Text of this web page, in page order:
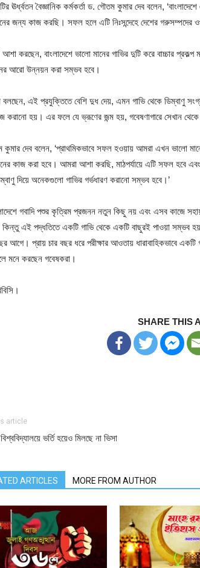
ঊর্ধ্বতন বৈজ্ঞানিক কর্মকর্তা ড. গৌতম কুমার দেব বলেন,
জন্য কাজ করছি। সফল হলে এটি নিঃসন্দেহে দেশের গরুসম্পদের
আশা করছেন, বাংলাদেশে ভালো মানের গাভির দুটি করে বাচ্চার
আরো উন্নয়ন করা সম্ভব হবে।
বলছেন, এই প্রযুক্তিতে বেশি দুধ দেয়, এমন গাভি থেকে ডিম্বাণু
করানো হয়। এর ফলে যে ভ্রূণের জন্ম হয়, গবেষণাগারে সেখান
দেব বলেন, ‘প্রাথমিকভাবে সফল হওয়ায় আমরা এখন ভালো
কাজ করা হবে। আমরা আশা করছি, মাঠপর্যায়ে এটি সফল হবে
দিয়ে অনেকগুলো গাভির গর্ভধারণ করানো সম্ভব হবে।’
গবাদি পশুর কৃত্রিম প্রজনন নতুন কিছু নয় এবং এসব কাজে
এই পদ্ধতিতে একটি গাভি থেকে একটি বাছুরই পাওয়া সম্ভব
আগে। প্রায় চার বছর ধরে পরীক্ষার আওতায় ধারাবাহিকভাবে একটি
মনে করছেন গবেষকরা।
SHARE THIS
article
বিশ্ববিদ্যালয়ে ভর্তি হয়েও মিলছে না ভিসা
ARTICLES MORE FROM AUTHOR